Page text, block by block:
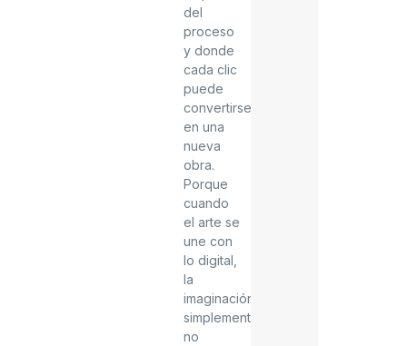
del
proceso
y donde
cada clic
puede
convertirse
en una
nueva
obra.
Porque
cuando
el arte se
une con
lo digital,
la
imaginación
simplemente
no